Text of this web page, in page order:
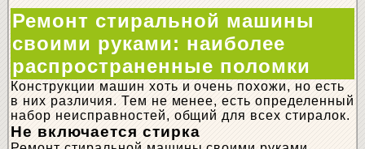
Ремонт стиральной машины
своими руками: наиболее
распространенные поломки
Конструкции машин хоть и очень похожи, но есть
в них различия. Тем не менее, есть определенный
набор неисправностей, общий для всех стиралок.
Не включается стирка